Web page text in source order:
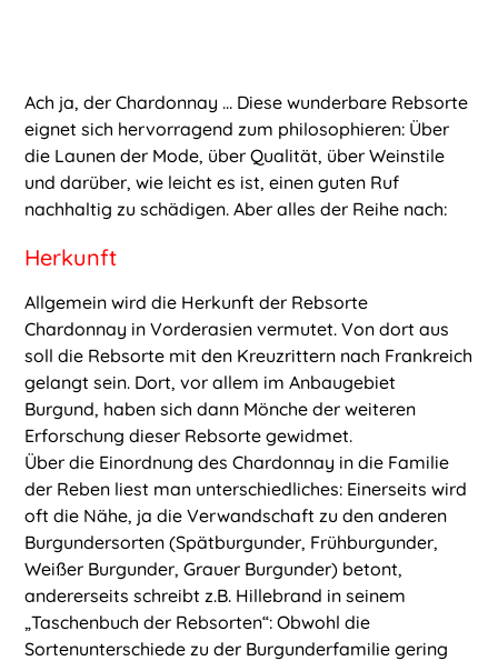
Ach ja, der Chardonnay … Diese wunderbare Rebsorte
eignet sich hervorragend zum philosophieren: Über
die Launen der Mode, über Qualität, über Weinstile
und darüber, wie leicht es ist, einen guten Ruf
nachhaltig zu schädigen. Aber alles der Reihe nach:
Herkunft
Allgemein wird die Herkunft der Rebsorte
Chardonnay in Vorderasien vermutet. Von dort aus
soll die Rebsorte mit den Kreuzrittern nach Frankreich
gelangt sein. Dort, vor allem im Anbaugebiet
Burgund, haben sich dann Mönche der weiteren
Erforschung dieser Rebsorte gewidmet.
Über die Einordnung des Chardonnay in die Familie
der Reben liest man unterschiedliches: Einerseits wird
oft die Nähe, ja die Verwandschaft zu den anderen
Burgundersorten (Spätburgunder, Frühburgunder,
Weißer Burgunder, Grauer Burgunder) betont,
andererseits schreibt z.B. Hillebrand in seinem
„Taschenbuch der Rebsorten“: Obwohl die
Sortenunterschiede zu der Burgunderfamilie gering